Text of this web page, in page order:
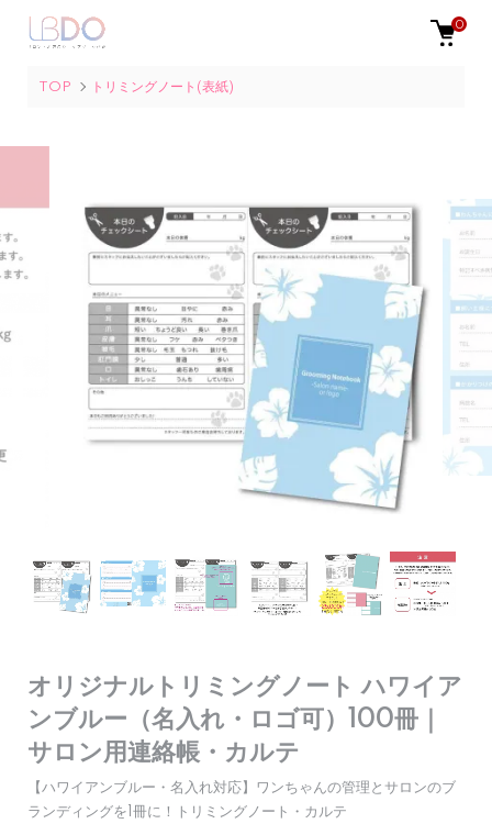
0
TOP トリミングノート(表紙)
オリジナルトリミングノート ハワイア
ンブルー（名入れ・ロゴ可）100冊｜
サロン用連絡帳・カルテ
【ハワイアンブルー・名入れ対応】ワンちゃんの管理とサロンのブ
ランディングを1冊に！トリミングノート・カルテ